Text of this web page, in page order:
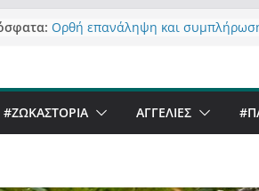
Ορθή επανάληψη και
Sky στην Καστοριά;
Πόσο σανό να αντέξει ο
“μεταμορφώνουν” την Καστοριά,
#ZΩΚΑΣΤΟΡΙΑ ΑΓΓΕΛΙΕΣ